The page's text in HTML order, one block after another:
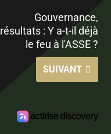
Gouvernance,
résultats : Y a-t-il déjà
le feu à l'ASSE ?
SUIVANT